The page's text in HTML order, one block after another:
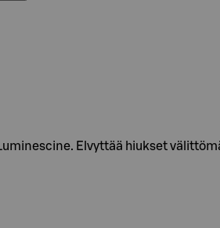
Elvyttää hiukset